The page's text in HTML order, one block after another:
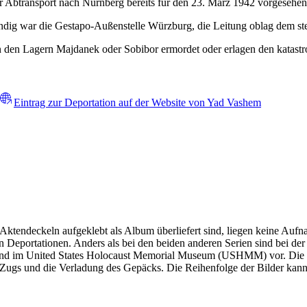
nach Nürnberg bereits für den 23. März 1942
war die Gestapo-Außenstelle Würzburg, die Leitung oblag dem
Lagern Majdanek oder Sobibor ermordet oder erlagen den
Eintrag zur Deportation auf der Website von Yad Vashem
aufgeklebt als Album überliefert sind, liegen keine
Anders als bei den beiden anderen Serien sind bei
im United States Holocaust Memorial Museum (USHMM) vor.
und die Verladung des Gepäcks. Die Reihenfolge der Bilder